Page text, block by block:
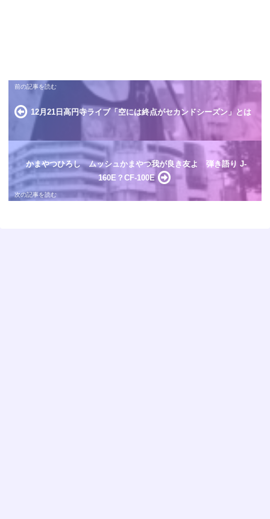
12月21日高円寺ライブ「空には終点がセカンドシーズン」とは
かまやつひろし ムッシュかまやつ我が良き友よ 弾き語り J-
160E？CF-100E